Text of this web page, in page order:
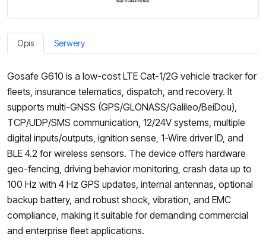
Opis Serwery
Gosafe G610 is a low-cost LTE Cat-1/2G vehicle tracker for
fleets, insurance telematics, dispatch, and recovery. It
supports multi-GNSS (GPS/GLONASS/Galileo/BeiDou),
TCP/UDP/SMS communication, 12/24V systems, multiple
digital inputs/outputs, ignition sense, 1-Wire driver ID, and
BLE 4.2 for wireless sensors. The device offers hardware
geo-fencing, driving behavior monitoring, crash data up to
100 Hz with 4 Hz GPS updates, internal antennas, optional
backup battery, and robust shock, vibration, and EMC
compliance, making it suitable for demanding commercial
and enterprise fleet applications.